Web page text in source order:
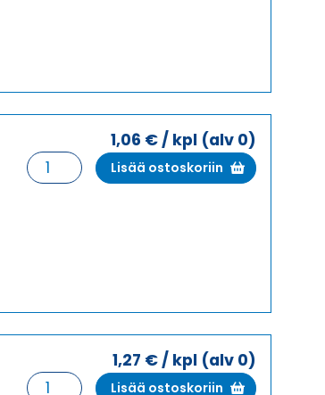
1,06 €/ kpl (alv 0)
HSK-
K
Lisää ostoskoriin
1,27 €/ kpl (alv 0)
HSK-
Lisää ostoskoriin